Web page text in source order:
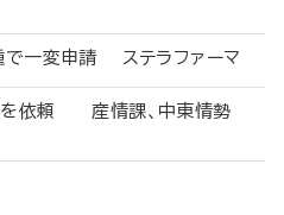
で一変申請 ステラファーマ
を依頼 産情課、中東情勢